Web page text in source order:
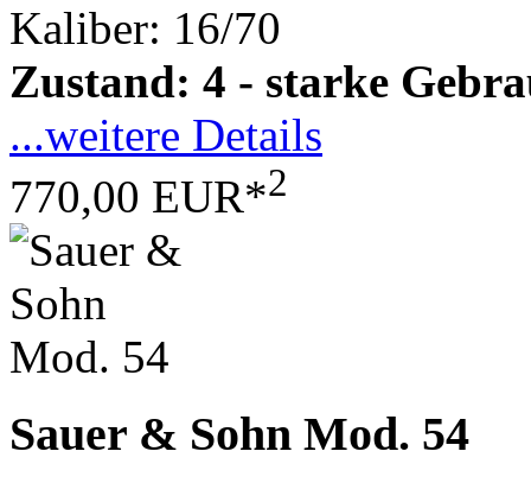
Kaliber: 16/70
Zustand: 4 - starke
...weitere Details
770,00 EUR*2
Sauer & Sohn Mod. 54